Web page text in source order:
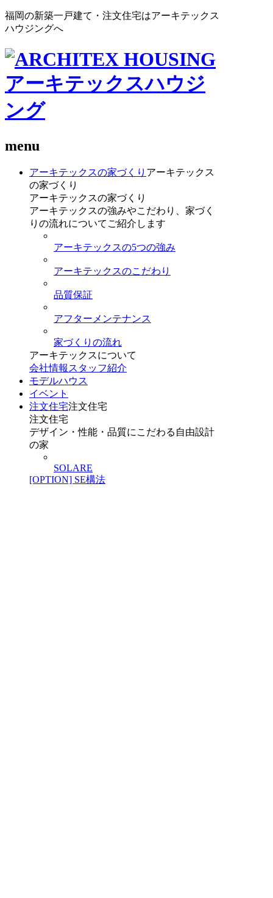
福岡の新築一戸建て・注文住宅はアーキテックス
ハウジングへ
menu
アーキテックスの家づくり アーキテックス
の家づくり
アーキテックスの家づくり
アーキテックスの強みやこだわり、家づく
りの流れについてご紹介します
アーキテックスの5つの強み
アーキテックスのこだわり
品質保証
アフターメンテナンス
家づくりの流れ
アーキテックスについて
会社情報 スタッフ紹介
モデルハウス
イベント
注文住宅注文住宅
注文住宅
デザイン・性能・品質にこだわる自由設計
の家
SOLARE
[OPTION] SE構法